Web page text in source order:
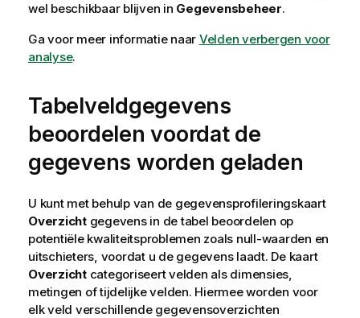
wel beschikbaar blijven in Gegevensbeheer.
Ga voor meer informatie naar Velden verbergen voor
analyse.
Tabelveldgegevens
beoordelen voordat de
gegevens worden geladen
U kunt met behulp van de gegevensprofileringskaart
Overzichtgegevens in de tabel beoordelen op
potentiële kwaliteitsproblemen zoals null-waarden en
uitschieters, voordat u de gegevens laadt. De kaart
Overzichtcategoriseert velden als dimensies,
metingen of tijdelijke velden. Hiermee worden voor
elk veld verschillende gegevensoverzichten